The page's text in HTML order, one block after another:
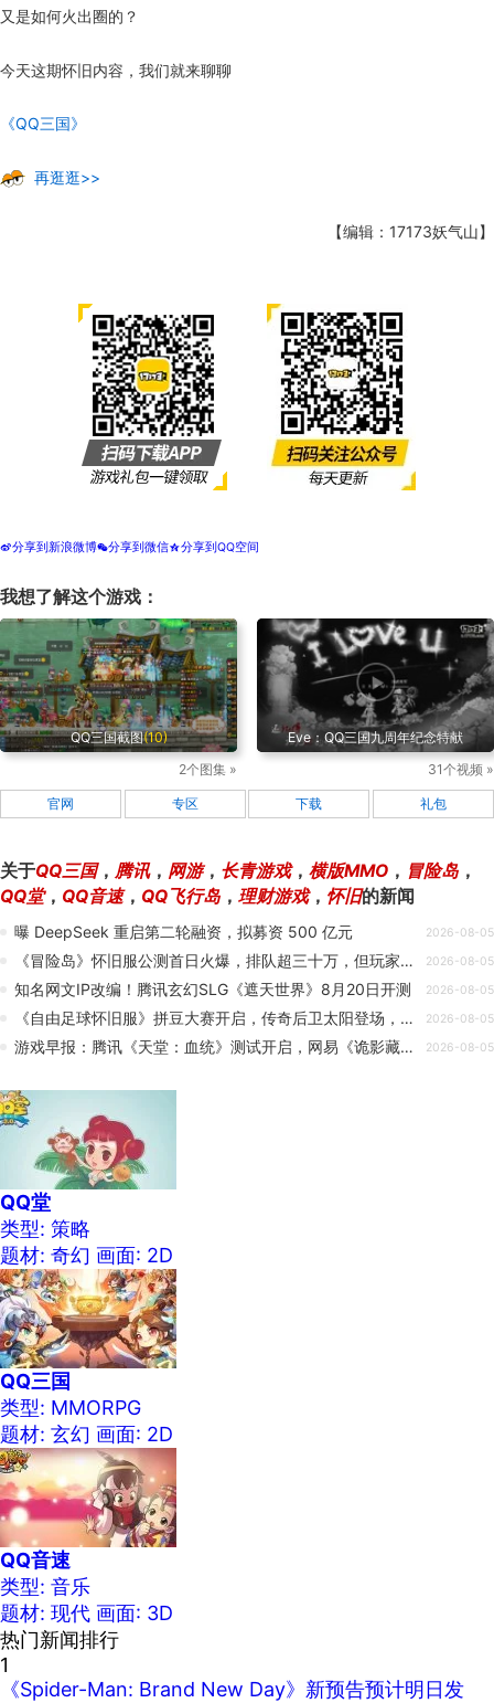
又是如何火出圈的？
今天这期怀旧内容，我们就来聊聊
《QQ三国》
再逛逛>>
【编辑：17173妖气山】
t分享到新浪微博w分享到微信z分享到QQ空间
我想了解这个游戏：
QQ三国截图(10)
2个图集 »
Eve：QQ三国九周年纪念特献
31个视频 »
官网 专区 下载 礼包
关于QQ三国， 腾讯， 网游， 长青游戏， 横版MMO ， 冒险岛 ，
QQ堂， QQ音速， QQ飞行岛 ， 理财游戏， 怀旧的新闻
曝 DeepSeek 重启第二轮融资，拟募资 500 亿元 2026-08-05
《冒险岛》怀旧服公测首日火爆，排队超三十万，但玩家却很不满？ 2026-08-05
知名网文IP改编！腾讯玄幻SLG《遮天世界》8月20日开测 2026-08-05
《自由足球怀旧服》拼豆大赛开启，传奇后卫太阳登场，参与夏季特训得迷彩套装！ 2026-08-05
游戏早报：腾讯《天堂：血统》测试开启，网易《诡影藏锋》新实机 2026-08-05
QQ堂
类型: 策略
题材: 奇幻 画面: 2D
QQ三国
类型: MMORPG
题材: 玄幻 画面: 2D
QQ音速
类型: 音乐
题材: 现代 画面: 3D
热门新闻排行
1
《Spider-Man: Brand New Day》新预告预计明日发